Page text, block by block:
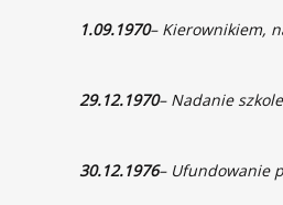
1.09.1970– Kierownikiem,
29.12.1970– Nadanie
30.12.1976– Ufundowanie